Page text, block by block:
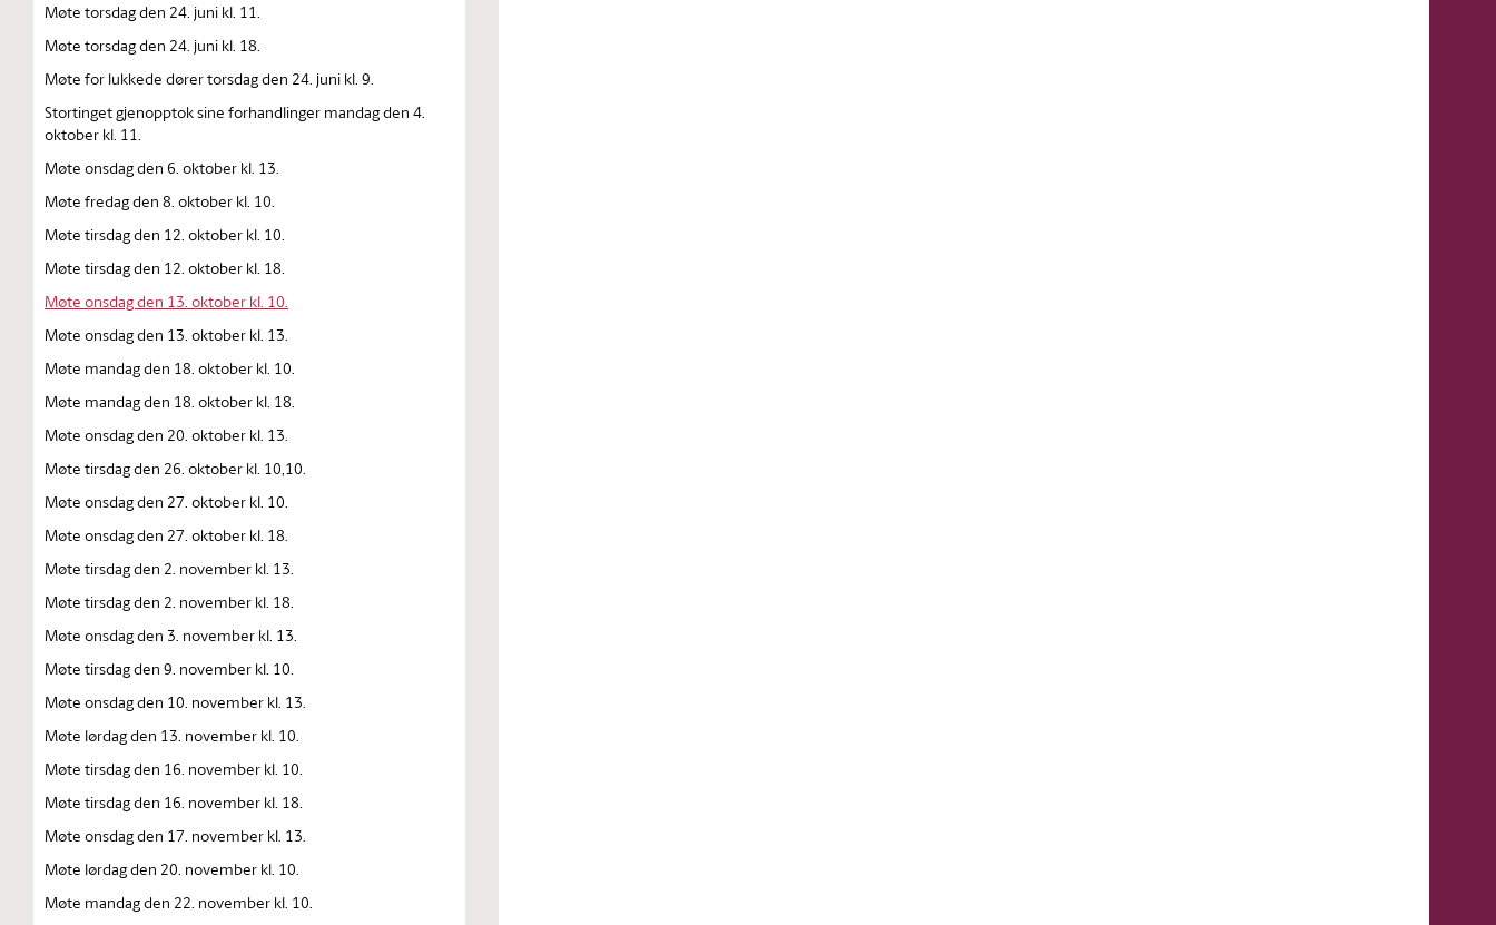
Møte torsdag den 24. juni kl. 11.
Møte torsdag den 24. juni kl. 18.
Møte for lukkede dører torsdag den 24. juni kl. 9.
Stortinget gjenopptok sine forhandlinger mandag den 4.
oktober kl. 11.
Møte onsdag den 6. oktober kl. 13.
Møte fredag den 8. oktober kl. 10.
Møte tirsdag den 12. oktober kl. 10.
Møte tirsdag den 12. oktober kl. 18.
Møte onsdag den 13. oktober kl. 10.
Møte onsdag den 13. oktober kl. 13.
Møte mandag den 18. oktober kl. 10.
Møte mandag den 18. oktober kl. 18.
Møte onsdag den 20. oktober kl. 13.
Møte tirsdag den 26. oktober kl. 10,10.
Møte onsdag den 27. oktober kl. 10.
Møte onsdag den 27. oktober kl. 18.
Møte tirsdag den 2. november kl. 13.
Møte tirsdag den 2. november kl. 18.
Møte onsdag den 3. november kl. 13.
Møte tirsdag den 9. november kl. 10.
Møte onsdag den 10. november kl. 13.
Møte lørdag den 13. november kl. 10.
Møte tirsdag den 16. november kl. 10.
Møte tirsdag den 16. november kl. 18.
Møte onsdag den 17. november kl. 13.
Møte lørdag den 20. november kl. 10.
Møte mandag den 22. november kl. 10.